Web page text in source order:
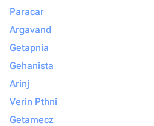
Paracar
Argavand
Getapnia
Gehanista
Arinj
Verin Pthni
Getamecz